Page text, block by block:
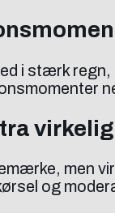
i stærk
men
og